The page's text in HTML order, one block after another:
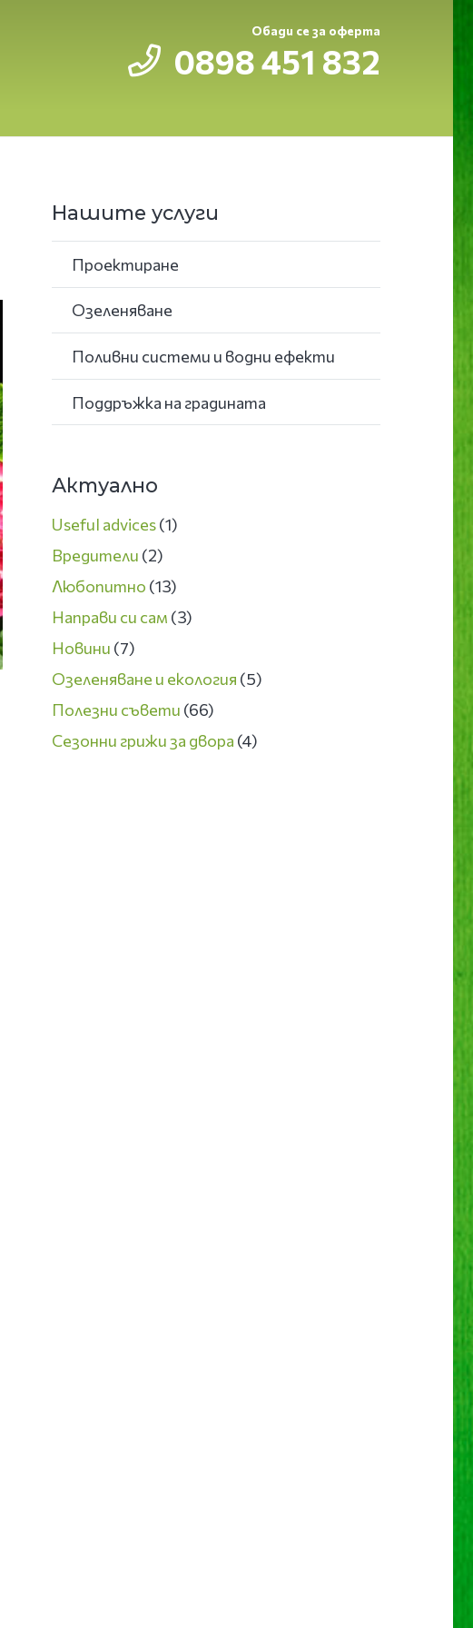
Обади се за оферта
0898 451 832
Нашите услуги
Проектиране
Озеленяване
Поливни системи и водни ефекти
Поддръжка на градината
Актуално
Useful advices(1)
Вредители (2)
Любопитно (13)
Направи си сам (3)
Новини (7)
Озеленяване и екология (5)
Полезни съвети (66)
Сезонни грижи за двора (4)